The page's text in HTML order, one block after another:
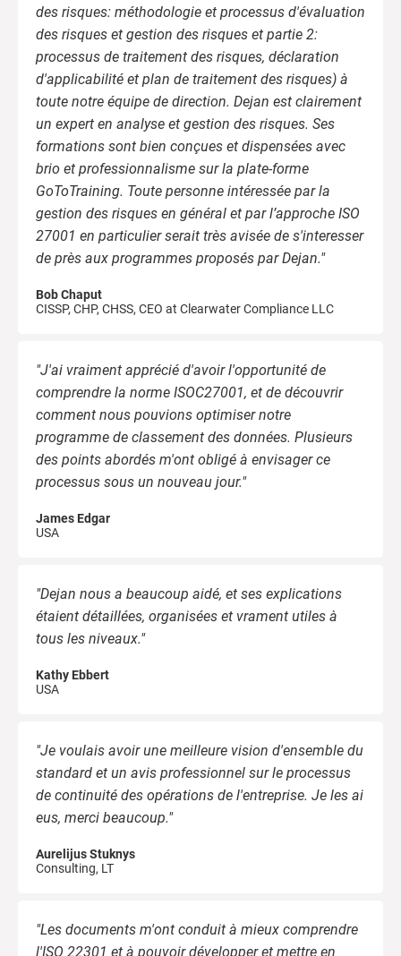
des risques: méthodologie et processus d'évaluation
des risques et gestion des risques et partie 2:
processus de traitement des risques, déclaration
d'applicabilité et plan de traitement des risques) à
toute notre équipe de direction. Dejan est clairement
un expert en analyse et gestion des risques. Ses
formations sont bien conçues et dispensées avec
brio et professionnalisme sur la plate-forme
GoToTraining. Toute personne intéressée par la
gestion des risques en général et par l’approche ISO
27001 en particulier serait très avisée de s'interesser
de près aux programmes proposés par Dejan."
Bob Chaput
CISSP, CHP, CHSS, CEO at Clearwater Compliance LLC
"J'ai vraiment apprécié d'avoir l'opportunité de
comprendre la norme ISOC27001, et de découvrir
comment nous pouvions optimiser notre
programme de classement des données. Plusieurs
des points abordés m'ont obligé à envisager ce
processus sous un nouveau jour."
James Edgar
USA
"Dejan nous a beaucoup aidé, et ses explications
étaient détaillées, organisées et vrament utiles à
tous les niveaux."
Kathy Ebbert
USA
"Je voulais avoir une meilleure vision d'ensemble du
standard et un avis professionnel sur le processus
de continuité des opérations de l'entreprise. Je les ai
eus, merci beaucoup."
Aurelijus Stuknys
Consulting, LT
"Les documents m'ont conduit à mieux comprendre
l'ISO 22301 et à pouvoir développer et mettre en